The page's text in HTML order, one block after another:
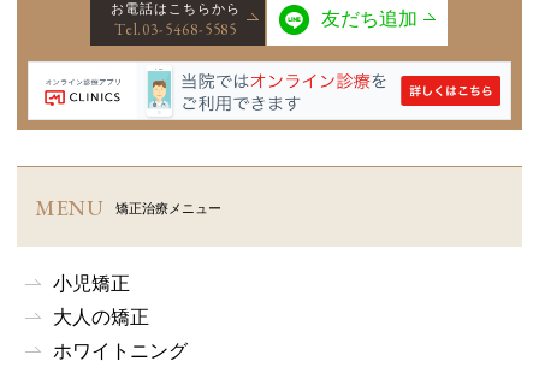
お電話はこちらから
Tel.03-5468-5585
友だち追加
MENU 矯正治療メニュー
小児矯正
大人の矯正
ホワイトニング